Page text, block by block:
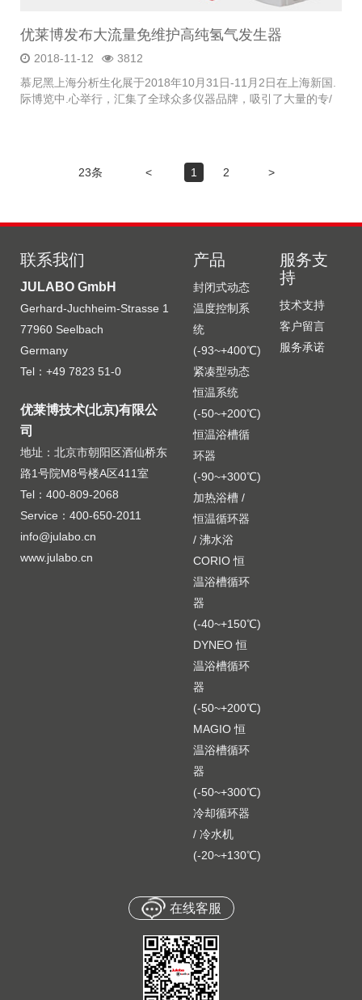
优莱博发布大流量免维护高纯氢气发生器
2018-11-12
3812
慕尼黑上海分析生化展于2018年10月31日-11月2日在上海新国.
际博览中.心举行，汇集了全球众多仪器品牌，吸引了大量的专/
23条 < 1 2 >
联系我们
JULABO GmbH
Gerhard-Juchheim-Strasse 1
77960 Seelbach
Germany
Tel：+49 7823 51-0
优莱博技术(北京)有限公
司
地址：北京市朝阳区酒仙桥东
路1号院M8号楼A区411室
Tel：400-809-2068
Service：400-650-2011
info@julabo.cn
www.julabo.cn
产品
封闭式动态
温度控制系
统
(-93~+400℃)
紧凑型动态
恒温系统
(-50~+200℃)
恒温浴槽循
环器
(-90~+300℃)
加热浴槽 /
恒温循环器
/ 沸水浴
CORIO 恒
温浴槽循环
器
(-40~+150℃)
DYNEO 恒
温浴槽循环
器
(-50~+200℃)
MAGIO 恒
温浴槽循环
器
(-50~+300℃)
冷却循环器
/ 冷水机
(-20~+130℃)
服务支
持
技术支持
客户留言
服务承诺
在线客服